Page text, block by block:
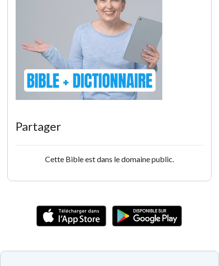
Partager
Cette Bible est dans le domaine public.